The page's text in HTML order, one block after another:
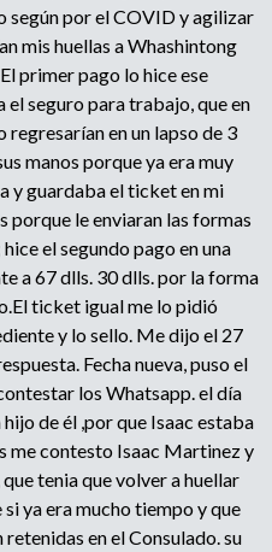
según por el COVID y agilizar
mis huellas a Whashintong
primer pago lo hice ese
seguro para trabajo, que en
regresarían en un lapso de 3
manos porque ya era muy
y guardaba el ticket en mi
porque le enviaran las formas
el segundo pago en una
a 67 dlls. 30 dlls. por la forma
ticket igual me lo pidió
y lo sello. Me dijo el 27
Fecha nueva, puso el
los Whatsapp. el día
de él ,por que Isaac estaba
me contesto Isaac Martinez y
tenia que volver a huellar
ya era mucho tiempo y que
en el Consulado. su